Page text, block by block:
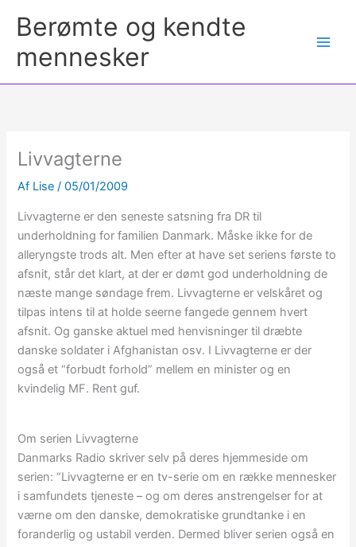
Berømte og kendte
mennesker
Livvagterne
Af Lise/05/01/2009
Livvagterne er den seneste satsning fra DR til
underholdning for familien Danmark. Måske ikke for de
alleryngste trods alt. Men efter at have set seriens første to
afsnit, står det klart, at der er dømt god underholdning de
næste mange søndage frem. Livvagterne er velskåret og
tilpas intens til at holde seerne fangede gennem hvert
afsnit. Og ganske aktuel med henvisninger til dræbte
danske soldater i Afghanistan osv. I Livvagterne er der
også et “forbudt forhold” mellem en minister og en
kvindelig MF. Rent guf.
Om serien Livvagterne
Danmarks Radio skriver selv på deres hjemmeside om
serien: “Livvagterne er en tv-serie om en række mennesker
i samfundets tjeneste – og om deres anstrengelser for at
værne om den danske, demokratiske grundtanke i en
foranderlig og ustabil verden. Dermed bliver serien også en